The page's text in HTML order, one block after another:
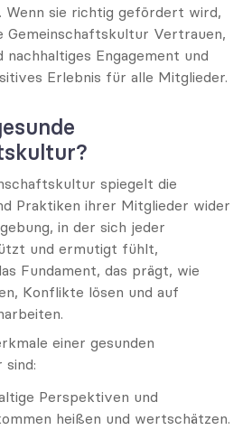
Wenn sie richtig gefördert wird,
Gemeinschaftskultur Vertrauen,
nachhaltiges Engagement und
Erlebnis für alle Mitglieder.
spiegelt die
Praktiken ihrer Mitglieder wider
in der sich jeder
und ermutigt fühlt,
Fundament, das prägt, wie
Konflikte lösen und auf
einer gesunden
Perspektiven und
heißen und wertschätzen.